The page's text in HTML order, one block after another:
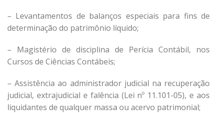
– Levantamentos de balanços especiais para fins de
determinação do patrimônio líquido;
– Magistério de disciplina de Perícia Contábil, nos
Cursos de Ciências Contábeis;
– Assistência ao administrador judicial na recuperação
judicial, extrajudicial e falência (Lei nº 11.101-05), e aos
liquidantes de qualquer massa ou acervo patrimonial;